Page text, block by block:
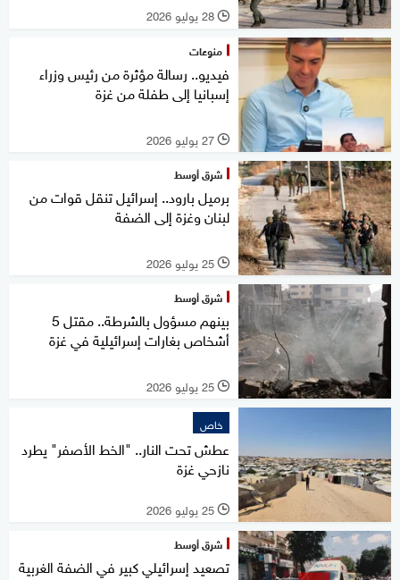
l 28 يوليو 2026
منوعات
فيديو.. رسالة مؤثرة من رئيس وزراء
إسبانيا إلى طفلة من غزة
l 27 يوليو 2026
شرق أوسط
برميل بارود.. إسرائيل تنقل قوات من
لبنان وغزة إلى الضفة
l 25 يوليو 2026
شرق أوسط
بينهم مسؤول بالشرطة.. مقتل 5
أشخاص بغارات إسرائيلية في غزة
l 25 يوليو 2026
خاص
عطش تحت النار.. "الخط الأصفر" يطرد
نازحي غزة
l 25 يوليو 2026
شرق أوسط
تصعيد إسرائيلي كبير في الضفة الغربية